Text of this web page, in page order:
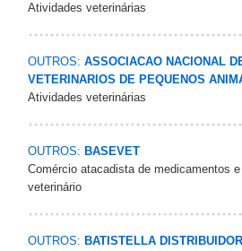
Atividades veterinárias
OUTROS: ASSOCIACAO NACIONAL
VETERINARIOS DE PEQUENOS
Atividades veterinárias
OUTROS: BASEVET
Comércio atacadista de medicamentos
veterinário
OUTROS: BATISTELLA